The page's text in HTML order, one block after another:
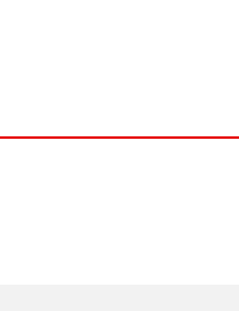
その他菓子
掃用品 電気関連 文具
工品
工品